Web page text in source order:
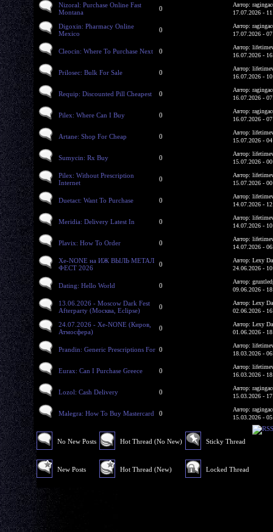
Nizoral: Purchase Online Fast
Montana
0
Автор:
17.07.2026 -
Digoxin: Pharmacy Online
Mexico
0
Автор:
17.07.2026 -
Cleocin: Where To Purchase Next 0
Автор:
16.07.2026 -
Prilosec: Bulk For Sale 0
Автор:
16.07.2026 -
Requip: Discounted Pill Cheapest 0
Автор:
16.07.2026 -
Pilex: Where Can I Buy 0
Автор:
16.07.2026 -
Artane: Shop For Cheap 0
Автор:
15.07.2026 -
Sumycin: Rx Buy 0
Автор:
15.07.2026 -
Pilex: Without Prescription
Internet
0
Автор:
15.07.2026 -
Duetact: Want To Purchase 0
Автор:
14.07.2026 -
Meridia: Delivery Latest In 0
Автор:
14.07.2026 -
Plavix: How To Order 0
Автор:
14.07.2026 -
Xe-NONE на ИЖ ВЫЛЬ МЕТАЛ
ФЕСТ 2026
0
Автор: Lexy
24.06.2026 -
Dating: Hello World 0
Автор:
09.06.2026 -
13.06.2026 - Moscow Dark Fest
Afterparty (Москва, Eclipse)
0
Автор: Lexy
02.06.2026 -
24.07.2026 - Xe-NONE (Киров,
Атмосфера)
0
Автор: Lexy
01.06.2026 -
Prandin: Generic Prescriptions For 0
Автор:
18.03.2026 -
Eurax: Can I Purchase Greece 0
Автор:
16.03.2026 -
Lozol: Cash Delivery 0
Автор:
15.03.2026 -
Malegra: How To Buy Mastercard 0
Автор:
15.03.2026 -
No New Posts
New Posts
Hot Thread (No New)
Hot Thread (New)
Sticky Thread
Locked Thread